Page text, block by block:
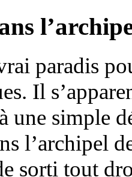
paradis
Il
une simple
l’archipel
sorti tout